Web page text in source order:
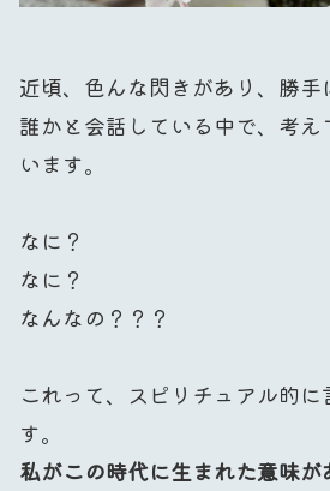
近頃、色んな閃きがあり、勝手
誰かと会話している中で、考
います。
なに？
なに？
なんなの？？？
これって、スピリチュアル的
す。
私がこの時代に生まれた意味が